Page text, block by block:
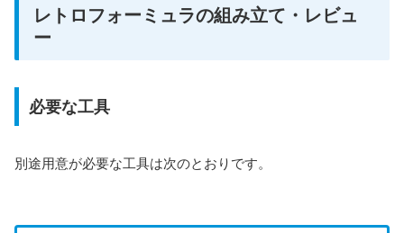
レトロフォーミュラの組み立て・レビュ
ー
必要な工具
別途用意が必要な工具は次のとおりです。